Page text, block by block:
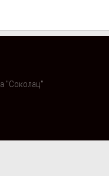
"Соколац"